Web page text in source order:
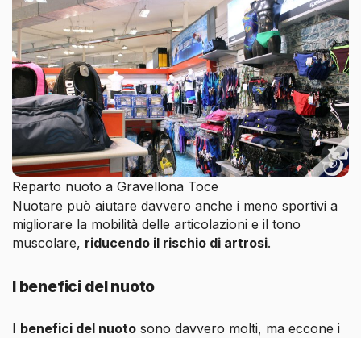
Reparto nuoto a Gravellona Toce
Nuotare può aiutare davvero anche i meno sportivi a
migliorare la mobilità delle articolazioni e il tono
muscolare, riducendo il rischio di artrosi.
I benefici del nuoto
I benefici del nuoto sono davvero molti, ma eccone i